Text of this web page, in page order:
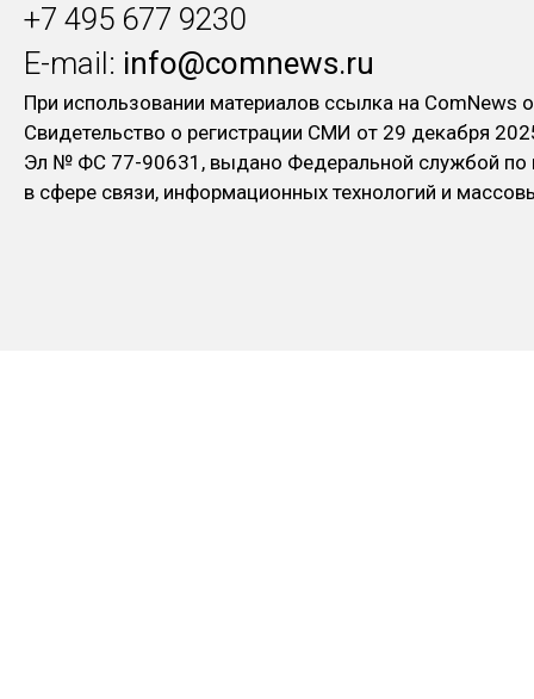
+7 495 677 9230
E-mail: info@comnews.ru
При использовании материалов ссылка на ComNews
Свидетельство о регистрации СМИ от 29 декабря
Эл № ФC 77-90631, выдано Федеральной службой по
в сфере связи, информационных технологий и